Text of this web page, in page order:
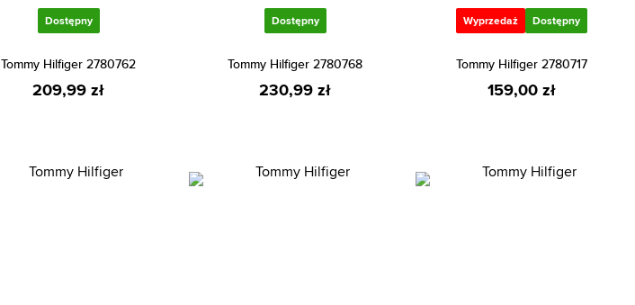
Dostępny
Tommy Hilfiger 2780762
209,99 zł
Dostępny
Tommy Hilfiger 2780768
230,99 zł
Wyprzedaż Dostępny
Tommy Hilfiger 2780717
159,00 zł